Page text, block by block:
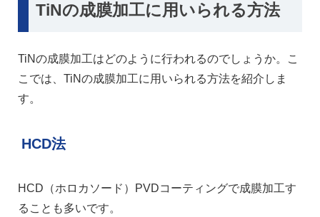
TiNの成膜加工に用いられる方法
TiNの成膜加工はどのように行われるのでしょうか。こ
こでは、TiNの成膜加工に用いられる方法を紹介しま
す。
HCD法
HCD（ホロカソード）PVDコーティングで成膜加工す
ることも多いです。